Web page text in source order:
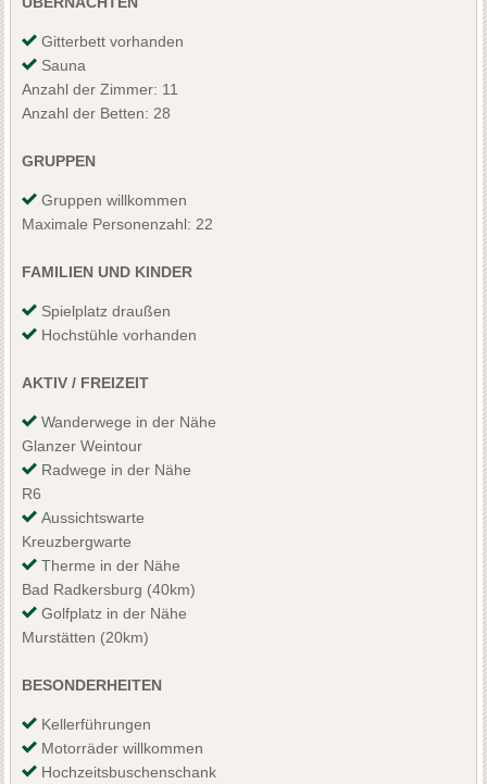
Gitterbett vorhanden
Sauna
Anzahl der Zimmer: 11
Anzahl der Betten: 28
GRUPPEN
Gruppen willkommen
Maximale Personenzahl: 22
FAMILIEN UND KINDER
Spielplatz draußen
Hochstühle vorhanden
AKTIV / FREIZEIT
Wanderwege in der Nähe
Glanzer Weintour
Radwege in der Nähe
R6
Aussichtswarte
Kreuzbergwarte
Therme in der Nähe
Bad Radkersburg (40km)
Golfplatz in der Nähe
Murstätten (20km)
BESONDERHEITEN
Kellerführungen
Motorräder willkommen
Hochzeitsbuschenschank